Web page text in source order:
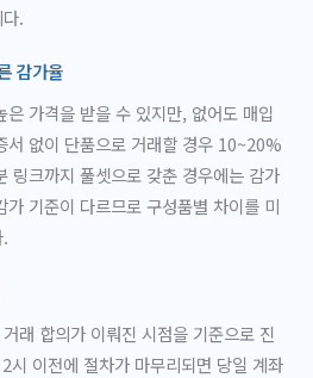
.
감가율
가격을 받을 수 있지만, 없어도 매입
서 없이 단품으로 거래할 경우 10~20%
링크까지 풀셋으로 갖춘 경우에는 감가
기준이 다르므로 구성품별 차이를 미
래 합의가 이뤄진 시점을 기준으로 진
시 이전에 절차가 마무리되면 당일 계좌